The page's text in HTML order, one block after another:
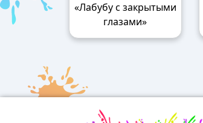
«Лабубу с закрытыми
глазами»